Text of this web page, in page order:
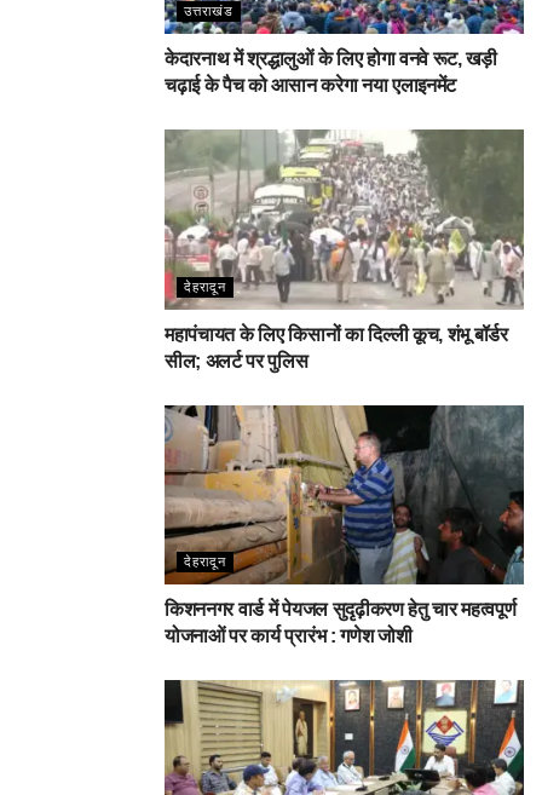
उत्तराखंड
केदारनाथ में श्रद्धालुओं के लिए होगा वनवे रूट, खड़ी
चढ़ाई के पैच को आसान करेगा नया एलाइनमेंट
देहरादून
महापंचायत के लिए किसानों का दिल्ली कूच, शंभू बॉर्डर
सील; अलर्ट पर पुलिस
देहरादून
किशननगर वार्ड में पेयजल सुदृढ़ीकरण हेतु चार महत्वपूर्ण
योजनाओं पर कार्य प्रारंभ : गणेश जोशी